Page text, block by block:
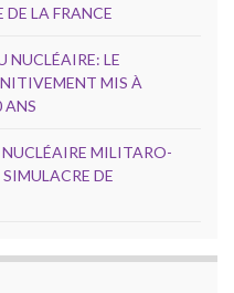
LA FRANCE
NUCLÉAIRE: LE
MIS À
ANS
NUCLÉAIRE MILITARO-
DE